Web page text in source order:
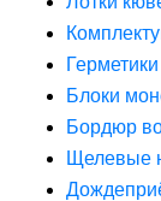
Герметики
Блоки
Бордюр
Щелевые